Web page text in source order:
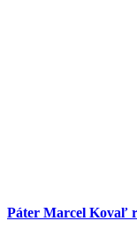
Páter Marcel Kovaľ